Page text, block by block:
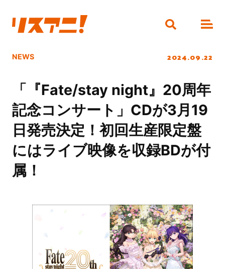
NEWS 2024.09.22
「『Fate/stay night』20周年
記念コンサート」CDが3月19
日発売決定！初回生産限定盤
にはライブ映像を収録BDが付
属！